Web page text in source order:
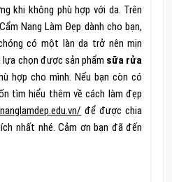
khi không phù hợp với da. Trên
Nang Làm Đẹp dành cho bạn,
có một làn da trở nên mịn
lựa chọn được sản phẩm sữa rửa
hợp cho mình. Nếu bạn còn có
tìm hiểu thêm về cách làm đẹp
để được chia
nhất nhé. Cảm ơn bạn đã đến